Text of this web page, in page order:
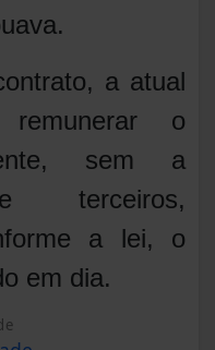
a atual
o
sem a
terceiros,
a lei, o
em dia.